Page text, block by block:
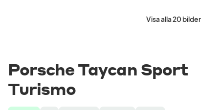
Visa alla 20 bilder
Porsche Taycan Sport
Turismo